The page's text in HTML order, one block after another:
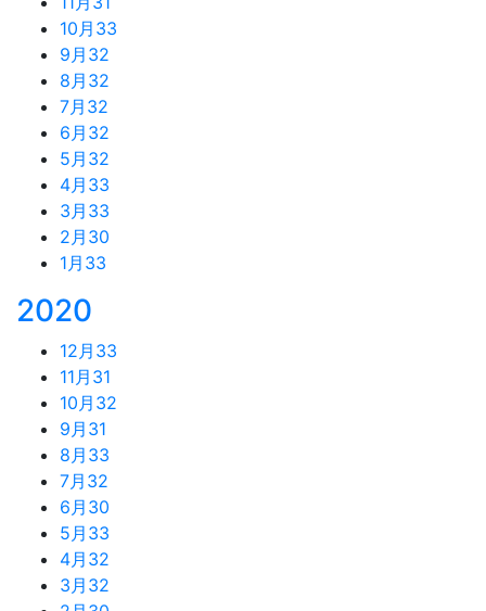
10月 33
9月 32
8月 32
7月 32
6月 32
5月 32
4月 33
3月 33
2月 30
1月 33
2020
12月 33
11月 31
10月 32
9月 31
8月 33
7月 32
6月 30
5月 33
4月 32
3月 32